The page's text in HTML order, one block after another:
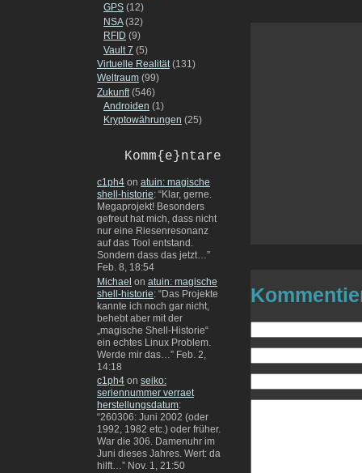
GPS (12)
NSA(32)
RFID (9)
Vault 7 (5)
Virtuelle Realität(131)
Weltraum (99)
Zukunft (546)
Androiden (1)
Kryptowährungen (25)
Komm{e}ntare
c1ph4 on atuin: magische
shell-historie: “Klar, gerne.
Megaprojekt! Besonders
gefreut hat mich, dass nicht
nur eine Riesenresonanz
auf das Tool entstand.
Sondern dass das jetzt…”
Feb. 8, 18:54
Michael on atuin: magische
shell-historie: “Das Projekte
kannte ich noch gar nicht,
behebt aber mit der
„magische Shell-Historie“
ein echtes Linux Problem.
Werde mir das… ” Feb. 2,
14:18
c1ph4 on seiko:
seriennummer verraet
herstellungsdatum:
“260306: Juni 2002 (oder
1992, 1982 etc.) oder früher.
War die 306. Damenuhr im
Juni dieses Jahres. Wert: da
hilft…” Nov. 1, 21:50